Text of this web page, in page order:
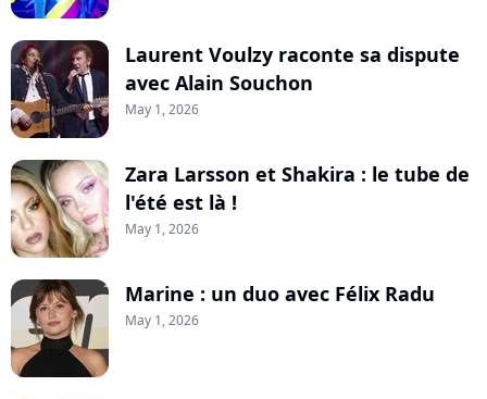
Laurent Voulzy raconte sa dispute
avec Alain Souchon
May 1, 2026
Zara Larsson et Shakira : le tube de
l'été est là !
May 1, 2026
Marine : un duo avec Félix Radu
May 1, 2026